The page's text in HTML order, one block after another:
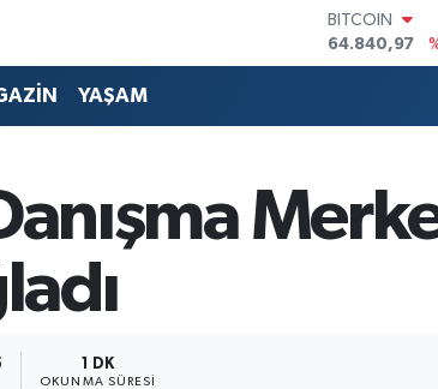
DOLAR
47,7436
EURO
6660.55
BİST100
13.779
%-14
YAŞAM
1 DK
OKUNMA SÜRESI